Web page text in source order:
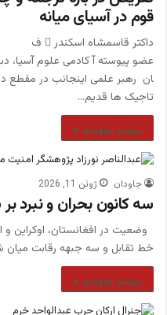
قوم در آسیای میانه
داکتر قاسمشاه اسکندر ُ ف
عضو پیوسته آ کادمی علوم آسیا،
ان رهبر علمی اینجانب در مقطع
تاجیک ها قدیم…
بیشتر بخوانید »
جاودان ژوئن 11, 2026
سه کانون بحران و نبرد
وضعیت در افغانستان، اوکراین و
خط تقابل و سه جبهه رقابت
بیشتر بخوانید »